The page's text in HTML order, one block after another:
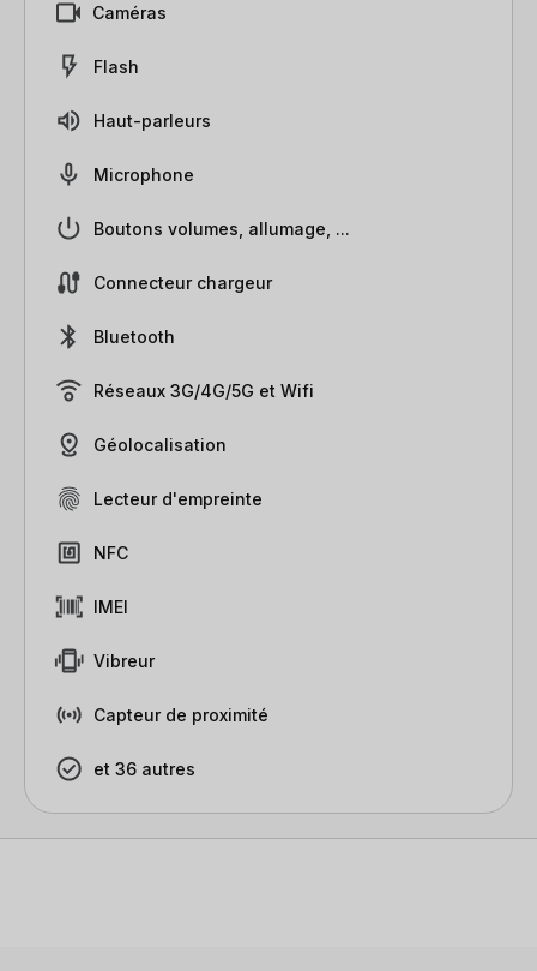
Caméras
Flash
Haut-parleurs
Microphone
Boutons volumes, allumage, ...
Connecteur chargeur
Bluetooth
Réseaux 3G/4G/5G et Wifi
Géolocalisation
Lecteur d'empreinte
NFC
IMEI
Vibreur
Capteur de proximité
et 36 autres